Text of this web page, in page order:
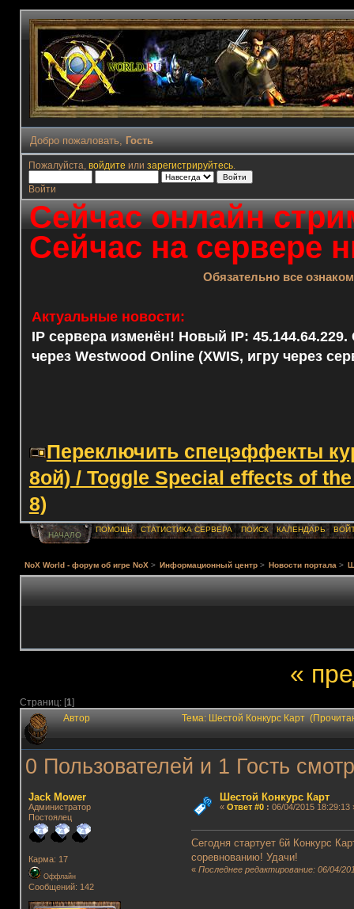
Добро пожаловать, Гость
Пожалуйста, войдите или зарегистрируйтесь.
Войти
Сейчас онлайн
Сейчас на сервере
Обязательно все
Актуальные новости:
IP сервера изменён! Новый IP: 45.144.64.229.
через Westwood Online (XWIS, игру через
Переключить спецэффекты
8ой) / Toggle Special effects of
8)
НАЧАЛО
ПОМОЩЬ СТАТИСТИКА СЕРВЕРА ПОИСК КАЛЕНДАРЬ
NoX World - форум об игре NoX > Информационный центр > Новости портала >
«
Страниц: [1]
Автор Тема: Шестой Конкурс Карт
0 Пользователей и 1 Гость
Jack Mower
Администратор
Постоялец
Карма: 17
Оффлайн
Сообщений: 142
Шестой Конкурс Карт
« Ответ #0: 06/04/2015 18:29:13
Сегодня стартует 6й Конкурс
соревнованию! Удачи!
«Последнее редактирование: 06/04/